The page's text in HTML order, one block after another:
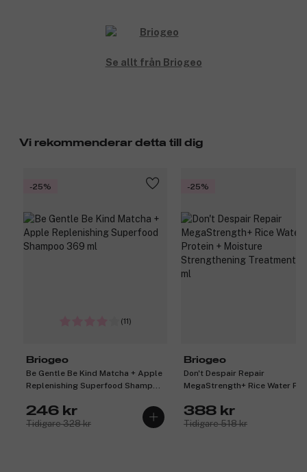
Se allt från Briogeo
Vi rekommenderar detta till dig
-25%
(11)
Briogeo
Be Gentle Be Kind Matcha + Apple
Replenishing Superfood Shampoo
246 kr
Tidigare 328 kr
-25%
Briogeo
Don't Despair Repair
MegaStrength+ Rice Water
Treatment 148 ml
388 kr
Tidigare 518 kr